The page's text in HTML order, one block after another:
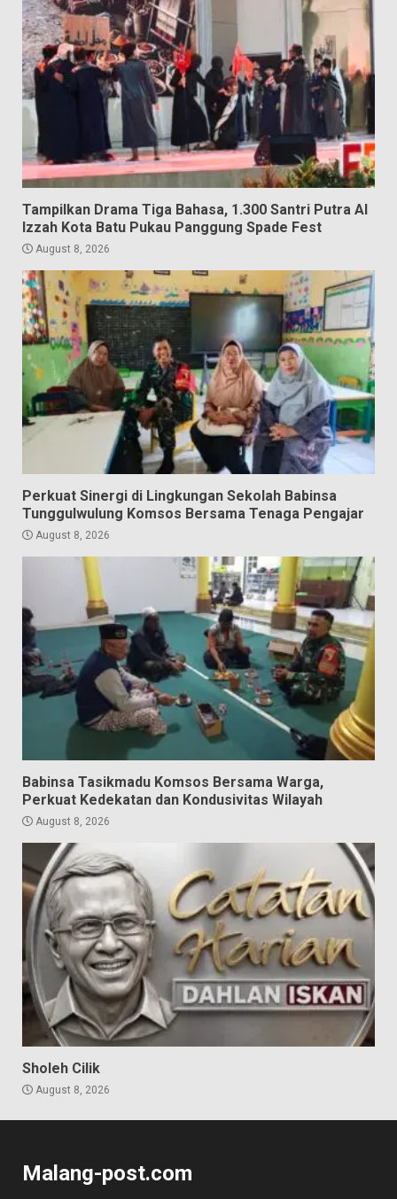
Tampilkan Drama Tiga Bahasa, 1.300 Santri Putra Al
Izzah Kota Batu Pukau Panggung Spade Fest
August 8, 2026
Perkuat Sinergi di Lingkungan Sekolah Babinsa
Tunggulwulung Komsos Bersama Tenaga Pengajar
August 8, 2026
Babinsa Tasikmadu Komsos Bersama Warga,
Perkuat Kedekatan dan Kondusivitas Wilayah
August 8, 2026
Sholeh Cilik
August 8, 2026
Malang-post.com